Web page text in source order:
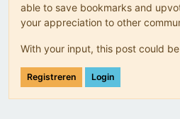
able to save bookmarks and
your appreciation to other
With your input, this post could
Registreren Login